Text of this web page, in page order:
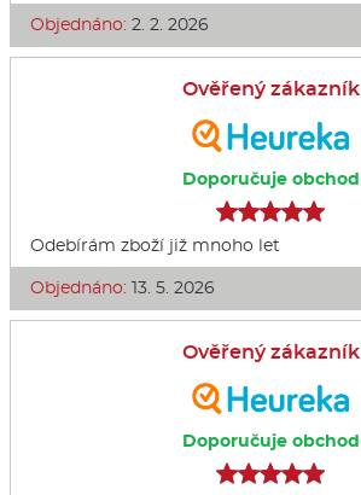
Objednáno: 2. 2. 2026
Ověřený zákazník
Doporučuje obchod
Odebírám zboží již mnoho let
Objednáno: 13. 5. 2026
Ověřený zákazník
Doporučuje obchod